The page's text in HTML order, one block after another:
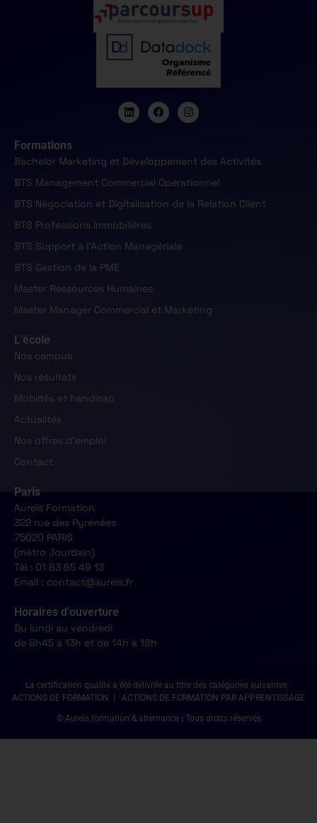
Formations
Bachelor Marketing et Développement des Activités
BTS Management Commercial Opérationnel
BTS Négociation et Digitalisation de la Relation Client
BTS Professions Immobilières
BTS Support à l'Action Managériale
BTS Gestion de la PME
Master Ressources Humaines
Master Manager Commercial et Marketing
L’école
Nos campus
Nos résultats
Mobiltés et handicap
Actualités
Nos offres d'emploi
Contact
Paris
Aureïs Formation
322 rue des Pyrénées
75020 PARIS
(métro Jourdain)
Tél : 01 83 95 49 13
Email : contact@aureis.fr
Horaires d’ouverture
Du lundi au vendredi
de 8h45 à 13h et de 14h à 18h
La certification qualité a été délivrée au titre des catégories suivantes :
ACTIONS DE FORMATION | ACTIONS DE FORMATION PAR APPRENTISSAGE
© Aureis formation & alternance | Tous droits réservés